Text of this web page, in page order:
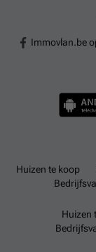
Immovlan.be
Huizen te koop
Huizen